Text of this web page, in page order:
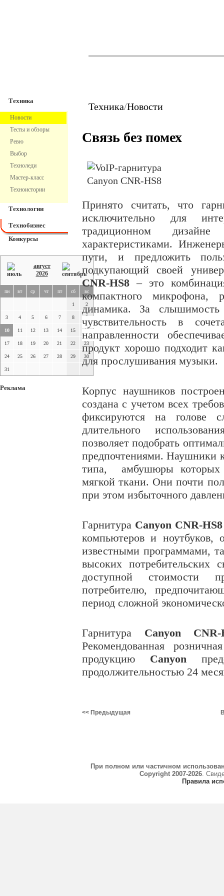
Техника
Новости
Тесты и обзоры
Ревю
Выбор
Техноледи
Мастер-класс
Техноистории
Технологии
Технобизнес
Конкурсы
август
2026
пн вт ср чт пт сб вс
1 2
3 4 5 6 7 8 9
10 11 12 13 14 15 16
17 18 19 20 21 22 23
24 25 26 27 28 29 30
31
Реклама
Техника/Новости
Связь без помех
Принято считать, что
исключительно для
традиционном
характеристиками.
пути, и предложить
подкупающий своей
CNR-HS8 – это
компактного микрофона,
динамика. За
чувствительность в
направленности
продукт хорошо подходит
для прослушивания музыки.
Корпус наушников
создана с учетом всех
фиксируются на голове
длительного
позволяет подобрать
предпочтениями. Наушники
типа,
амбушюры
мягкой ткани. Они почти
при этом избыточного
Гарнитура Canyon CNR-HS8
компьютеров и ноутбуков,
известными программами,
высоких потребительских
доступной стоимости
потребителю,
период сложной
Гарнитура Canyon CNR-
Рекомендованная
продукцию Canyon
продолжительностью 24
<< Предыдущая
При полном или частичном
Copyright 2007-2026.
Правила